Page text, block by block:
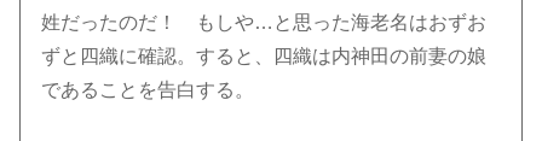
姓だったのだ！ もしや…と思った海老名はおずお
ずと四織に確認。すると、四織は内神田の前妻の娘
であることを告白する。